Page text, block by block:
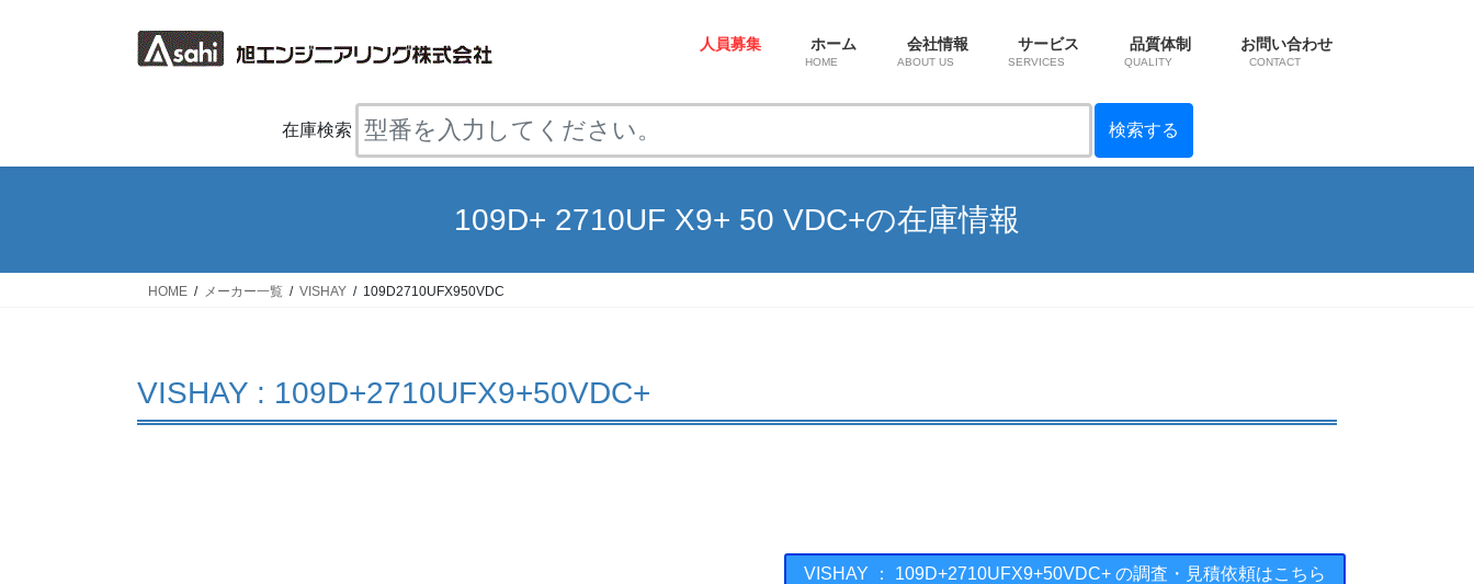
ス
ン
人員募集 ホーム
HOME
会社情報
ABOUT US
サービス
SERVICES
品質体制
QUALITY
お問い合わせ
CONTACT
在庫検索
109D+ 2710UF X9+ 50 VDC+の在庫情報
HOME メーカー一覧 VISHAY 109D2710UFX950VDC
VISHAY : 109D+2710UFX9+50VDC+
VISHAY ： 109D+2710UFX9+50VDC+ の調査・見積依頼はこちら